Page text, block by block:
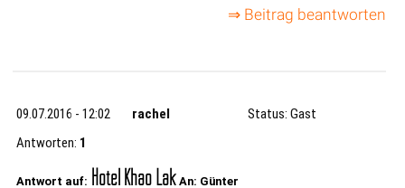
⇒ Beitrag beantworten
09.07.2016 - 12:02 rachel
Status: Gast
Antworten: 1
Antwort auf: Hotel Khao Lak An: Günter